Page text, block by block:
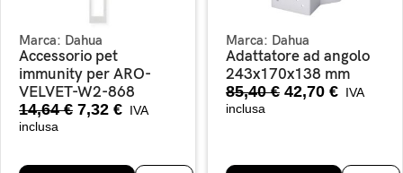
Marca: Dahua
Accessorio pet
immunity per ARO-
VELVET-W2-868
14,64€ 7,32 € IVA
inclusa
Marca: Dahua
Adattatore ad angolo
243x170x138 mm
85,40€ 42,70 € IVA
inclusa